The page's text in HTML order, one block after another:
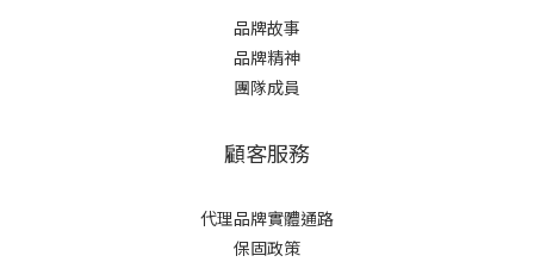
品牌故事
品牌精神
團隊成員
顧客服務
代理品牌實體通路
保固政策